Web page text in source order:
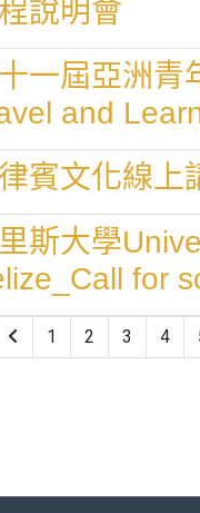
說明會
一屆亞洲青
and
賓文化線上
斯大學
for
1 2 3 4